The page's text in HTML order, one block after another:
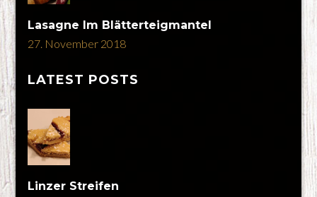
Lasagne Im Blätterteigmantel
27. November 2018
LATEST POSTS
Linzer Streifen